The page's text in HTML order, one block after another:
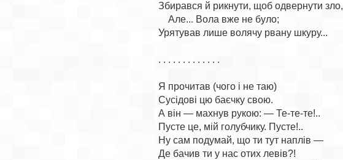
Збирався й рикнути, щоб одвернути зло,
    Але... Вола вже не було;
Урятував лише волячу рвану шкуру...
. . . . . . . . . . . . .
Я прочитав (чого і не таю)
Сусідові цю баєчку свою.
А він — махнув рукою: — Те-те-те!..
Пусте це, мій голубчику. Пусте!..
Ну сам подумай, що ти тут наплів —
Де бачив ти у нас отих левів?!